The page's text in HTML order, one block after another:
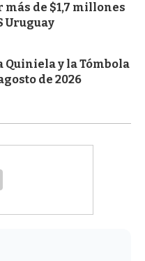
de $1,7 millones
Uruguay
Quiniela y la Tómbola
de 2026